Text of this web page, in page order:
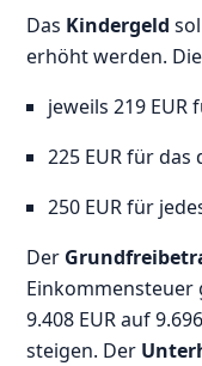
Das Kindergeld
erhöht werden.
jeweils 219
225 EUR für
250 EUR für
Der
Einkommensteuer
9.408 EUR auf
steigen. Der